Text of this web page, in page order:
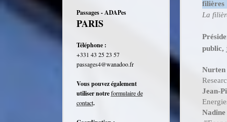
Passages - ADAPes
PARIS
Téléphone :
+331 43 25 23 57
passages4@wanadoo.fr
Vous pouvez également
utiliser notre formulaire de
contact.
La
public,
Nurten
Jean-